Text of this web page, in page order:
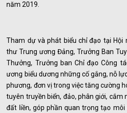
năm 2019.
Tham dự và phát biểu chỉ đạo tại Hội
thư Trung ương Đảng, Trưởng Ban
Thưởng, Trưởng ban Chỉ đạo Công
ương biểu dương những cố gắng, nỗ
phương, đơn vị trong việc tăng cường
tuyên truyền biển, đảo, phân giới, cắm
đất liền, góp phần quan trọng tạo